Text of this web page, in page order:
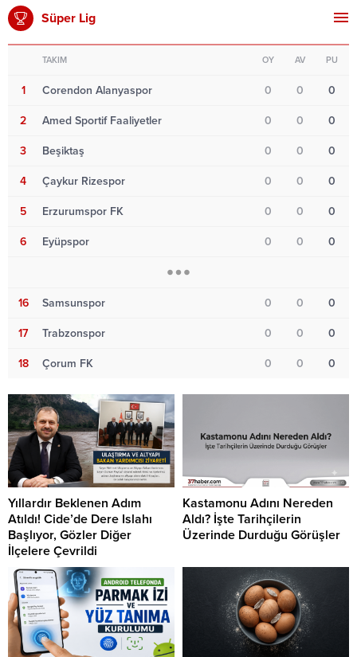
Süper Lig
TAKIM OY AV PU
1 Corendon Alanyaspor 0 0 0
2 Amed Sportif Faaliyetler 0 0 0
3 Beşiktaş 0 0 0
4 Çaykur Rizespor 0 0 0
5 Erzurumspor FK 0 0 0
6 Eyüpspor 0 0 0
16 Samsunspor 0 0 0
17 Trabzonspor 0 0 0
18 Çorum FK 0 0 0
Yıllardır Beklenen Adım
Atıldı! Cide’de Dere Islahı
Başlıyor, Gözler Diğer
İlçelere Çevrildi
Kastamonu Adını Nereden
Aldı? İşte Tarihçilerin
Üzerinde Durduğu Görüşler